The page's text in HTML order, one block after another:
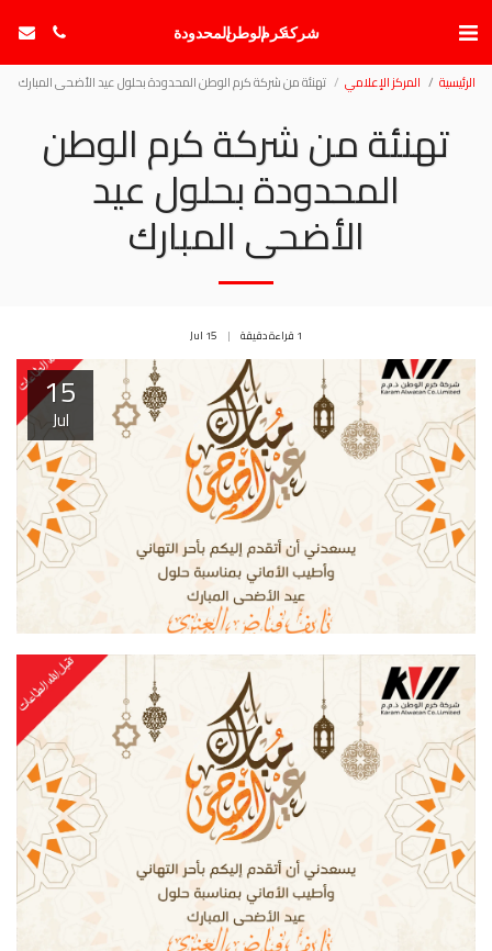
شركة كرم الوطن المحدودة
الرئيسية المركز الإعلامي تهنئة من شركة كرم الوطن المحدودة بحلول عيد الأضحى المبارك
تهنئة من شركة كرم الوطن
المحدودة بحلول عيد
الأضحى المبارك
1 قراءة دقيقة 15
Jul
15
Jul